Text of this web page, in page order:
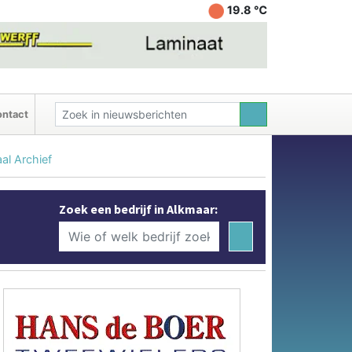
19.8 ℃
Archief
Zoek een bedrijf in Alkmaar: